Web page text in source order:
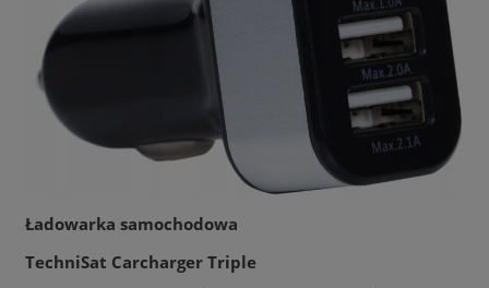
Ładowarka samochodowa
TechniSat Carcharger Triple